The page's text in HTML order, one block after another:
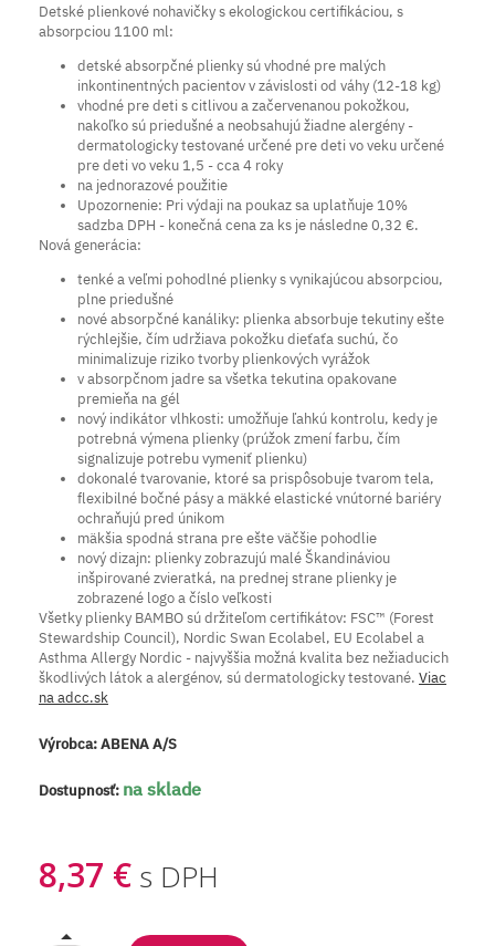
Detské plienkové nohavičky s ekologickou certifikáciou, s
absorpciou 1100 ml:
detské absorpčné plienky sú vhodné pre malých
inkontinentných pacientov v závislosti od váhy (12-18 kg)
vhodné pre deti s citlivou a začervenanou pokožkou,
nakoľko sú priedušné a neobsahujú žiadne alergény -
dermatologicky testované určené pre deti vo veku určené
pre deti vo veku 1,5 - cca 4 roky
na jednorazové použitie
Upozornenie: Pri výdaji na poukaz sa uplatňuje 10%
sadzba DPH - konečná cena za ks je následne 0,32 €.
Nová generácia:
tenké a veľmi pohodlné plienky s vynikajúcou absorpciou,
plne priedušné
nové absorpčné kanáliky: plienka absorbuje tekutiny ešte
rýchlejšie, čím udržiava pokožku dieťaťa suchú, čo
minimalizuje riziko tvorby plienkových vyrážok
v absorpčnom jadre sa všetka tekutina opakovane
premieňa na gél
nový indikátor vlhkosti: umožňuje ľahkú kontrolu, kedy je
potrebná výmena plienky (prúžok zmení farbu, čím
signalizuje potrebu vymeniť plienku)
dokonalé tvarovanie, ktoré sa prispôsobuje tvarom tela,
flexibilné bočné pásy a mäkké elastické vnútorné bariéry
ochraňujú pred únikom
mäkšia spodná strana pre ešte väčšie pohodlie
nový dizajn: plienky zobrazujú malé Škandináviou
inšpirované zvieratká, na prednej strane plienky je
zobrazené logo a číslo veľkosti
Všetky plienky BAMBO sú držiteľom certifikátov: FSC™ (Forest
Stewardship Council), Nordic Swan Ecolabel, EU Ecolabel a
Asthma Allergy Nordic - najvyššia možná kvalita bez nežiaducich
škodlivých látok a alergénov, sú dermatologicky testované. Viac
na adcc.sk
Výrobca:ABENA A/S
Dostupnosť: na sklade
8,37 € s DPH